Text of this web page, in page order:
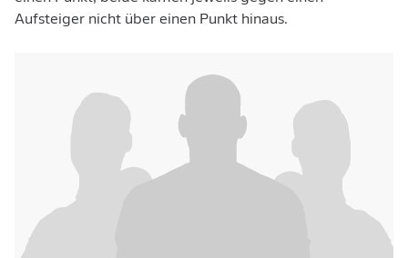
Aufsteiger nicht über einen Punkt hinaus.